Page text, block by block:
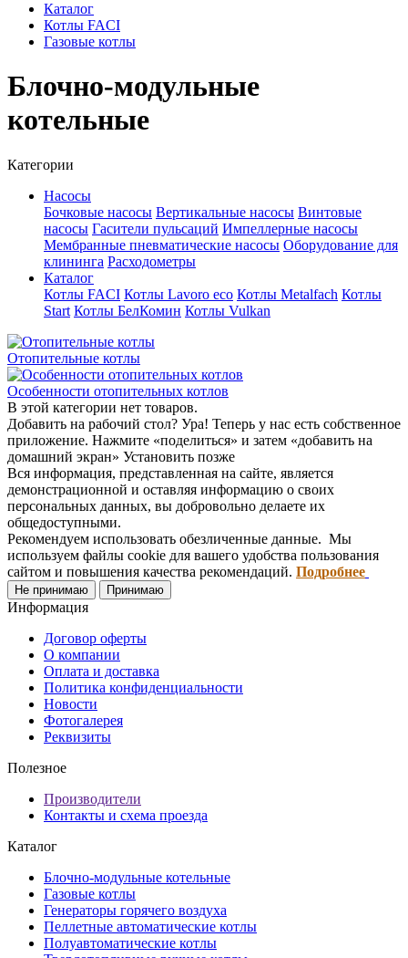
Каталог
Котлы FACI
Газовые котлы
Блочно-модульные
котельные
Категории
Насосы
Бочковые насосы Вертикальные насосы Винтовые
насосы Гасители пульсаций Импеллерные насосы
Мембранные пневматические насосы Оборудование для
клининга Расходометры
Каталог
Котлы FACI Котлы Lavoro eco Котлы Metalfach Котлы
Start Котлы БелКомин Котлы Vulkan
Отопительные котлы
Особенности отопительных котлов
В этой категории нет товаров.
Добавить на рабочий стол? Ура! Теперь у нас есть собственное
приложение. Нажмите «поделиться» и затем «добавить на
домашний экран» Установить позже
Вся информация, представленная на сайте, является
демонстрационной и оставляя информацию о своих
персональных данных, вы добровольно делаете их
общедоступными.
Рекомендуем использовать обезличенные данные. Мы
используем файлы cookie для вашего удобства пользования
сайтом и повышения качества рекомендаций. Подробнее
Не принимаю Принимаю
Информация
Договор оферты
О компании
Оплата и доставка
Политика конфиденциальности
Новости
Фотогалерея
Реквизиты
Полезное
Производители
Контакты и схема проезда
Каталог
Блочно-модульные котельные
Газовые котлы
Генераторы горячего воздуха
Пеллетные автоматические котлы
Полуавтоматические котлы